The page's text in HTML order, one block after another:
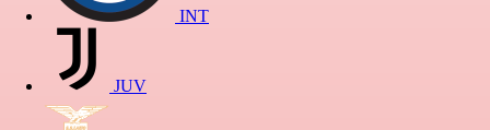
INT
JUV